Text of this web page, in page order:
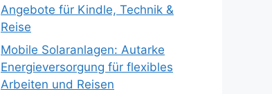
Angebote für Kindle, Technik &
Reise
Mobile Solaranlagen: Autarke
Energieversorgung für flexibles
Arbeiten und Reisen